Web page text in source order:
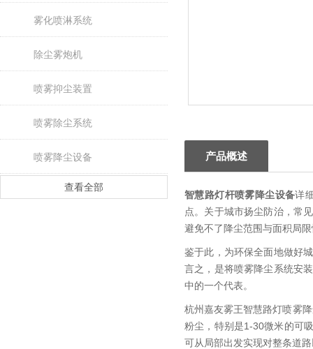
雾化喷淋系统
除尘雾炮机
喷雾抑尘装置
喷雾除尘系统
喷雾降尘设备
查看全部
产品概述
智慧路灯杆喷雾降尘设备详
点。关于城市扬尘防治，常
避免不了降尘范围与面积局
鉴于此，为环保全面地做好
言之，是将喷雾降尘系统安
中的一个代表。
杭州嘉友雾王智慧路灯喷雾
粉尘，特别是1-30微米的可
可从局部出发实现对整条道